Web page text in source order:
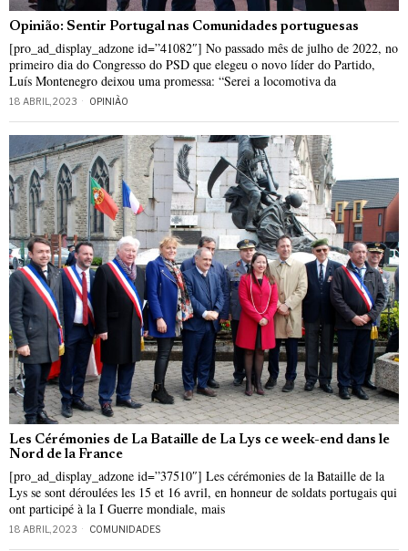
Opinião: Sentir Portugal nas Comunidades portuguesas
[pro_ad_display_adzone id=”41082″] No passado mês de julho de 2022, no
primeiro dia do Congresso do PSD que elegeu o novo líder do Partido,
Luís Montenegro deixou uma promessa: “Serei a locomotiva da
18 ABRIL, 2023 OPINIÃO
Les Cérémonies de La Bataille de La Lys ce week-end dans le
Nord de la France
[pro_ad_display_adzone id=”37510″] Les cérémonies de la Bataille de la
Lys se sont déroulées les 15 et 16 avril, en honneur de soldats portugais qui
ont participé à la I Guerre mondiale, mais
18 ABRIL, 2023 COMUNIDADES